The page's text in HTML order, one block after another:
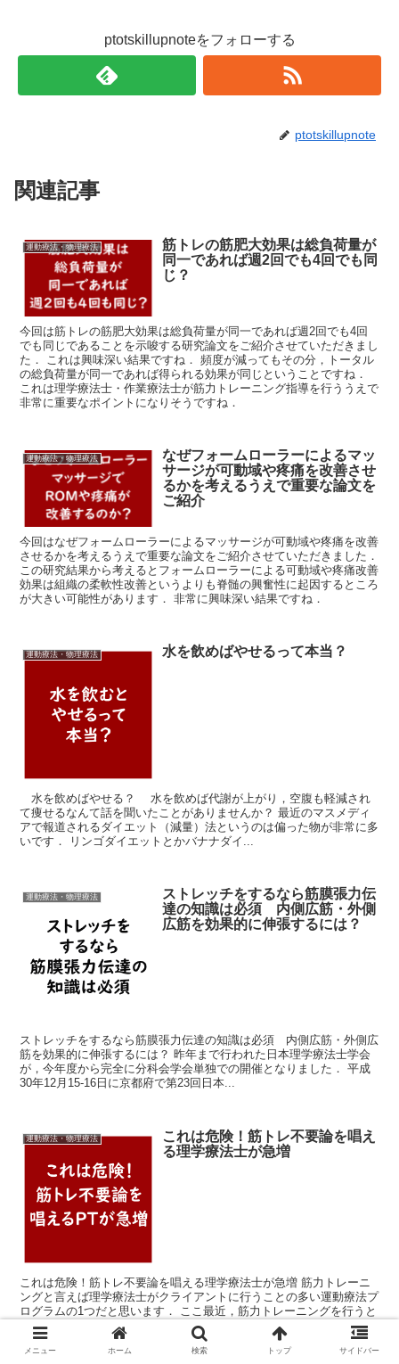
ptotskillupnoteをフォローする
ptotskillupnote
関連記事
運動療法・物理療法
筋トレの筋肥大効果は総負荷量が
同一であれば週2回でも4回でも同
じ？
今回は筋トレの筋肥大効果は総負荷量が同一であれば週2回でも4回
でも同じであることを示唆する研究論文をご紹介させていただきまし
た． これは興味深い結果ですね． 頻度が減ってもその分，トータル
の総負荷量が同一であれば得られる効果が同じということですね．
これは理学療法士・作業療法士が筋力トレーニング指導を行ううえで
非常に重要なポイントになりそうですね．
運動療法・物理療法
なぜフォームローラーによるマッ
サージが可動域や疼痛を改善させ
るかを考えるうえで重要な論文を
ご紹介
今回はなぜフォームローラーによるマッサージが可動域や疼痛を改善
させるかを考えるうえで重要な論文をご紹介させていただきました．
この研究結果から考えるとフォームローラーによる可動域や疼痛改善
効果は組織の柔軟性改善というよりも脊髄の興奮性に起因するところ
が大きい可能性があります． 非常に興味深い結果ですね．
運動療法・物理療法 水を飲めばやせるって本当？
水を飲めばやせる？ 水を飲めば代謝が上がり，空腹も軽減され
て痩せるなんて話を聞いたことがありませんか？ 最近のマスメディ
アで報道されるダイエット（減量）法というのは偏った物が非常に多
いです． リンゴダイエットとかバナナダイ...
運動療法・物理療法
ストレッチをするなら筋膜張力伝
達の知識は必須 内側広筋・外側
広筋を効果的に伸張するには？
ストレッチをするなら筋膜張力伝達の知識は必須 内側広筋・外側広
筋を効果的に伸張するには？ 昨年まで行われた日本理学療法士学会
が，今年度から完全に分科会学会単独での開催となりました． 平成
30年12月15-16日に京都府で第23回日本...
運動療法・物理療法
これは危険！筋トレ不要論を唱え
る理学療法士が急増
これは危険！筋トレ不要論を唱える理学療法士が急増 筋力トレーニ
ングと言えば理学療法士がクライアントに行うことの多い運動療法プ
ログラムの1つだと思います． ここ最近，筋力トレーニングを行うと
筋の緊張や硬度が増し疼痛の原因となるとか，筋...
メニュー ホーム 検索 トップ サイドバー